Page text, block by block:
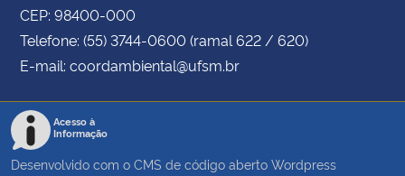
CEP: 98400-000
Telefone: (55) 3744-0600 (ramal 622 / 620)
E-mail: coordambiental@ufsm.br
Acesso à
Informação
Desenvolvido com o CMS de código aberto Wordpress